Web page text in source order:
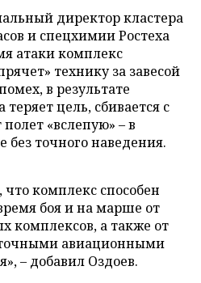
директор кластера
и спецхимии Ростеха
атаки комплекс
технику за завесой
в результате
цель, сбивается с
«вслепую» – в
точного наведения.
комплекс способен
боя и на марше от
комплексов, а также от
авиационными
– добавил Оздоев.